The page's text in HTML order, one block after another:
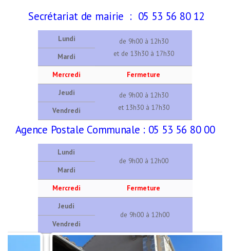
Secrétariat de mairie : 05 53 56 80 12
Lundi
de 9h00 à 12h30
et de 13h30 à 17h30
Mardi
Mercredi Fermeture
Jeudi
de 9h00 à 12h30
et 13h30 à 17h30
Vendredi
Agence Postale Communale : 05 53 56 80 00
Lundi
de 9h00 à 12h00
Mardi
Mercredi Fermeture
Jeudi
de 9h00 à 12h00
Vendredi